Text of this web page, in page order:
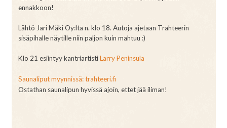
ennakkoon!
Lähtö Jari Mäki Oy:lta n. klo 18. Autoja ajetaan Trahteerin
sisäpihalle näytille niin paljon kuin mahtuu :)
Klo 21 esiintyy kantriartistiLarry Peninsula
Saunaliput myynnissä: trahteeri.fi
Ostathan saunalipun hyvissä ajoin, ettet jää iliman!